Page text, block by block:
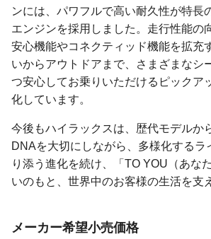
ンには、パワフルで高い耐久性が特長
エンジンを採用しました。走行性能の
安心機能やコネクティッド機能を拡充
いからアウトドアまで、さまざまなシ
つ安心してお乗りいただけるピックア
化しています。
今後もハイラックスは、歴代モデルか
DNAを大切にしながら、多様化するラ
り添う進化を続け、「TO YOU（あな
いのもと、世界中のお客様の生活を支
メーカー希望小売価格